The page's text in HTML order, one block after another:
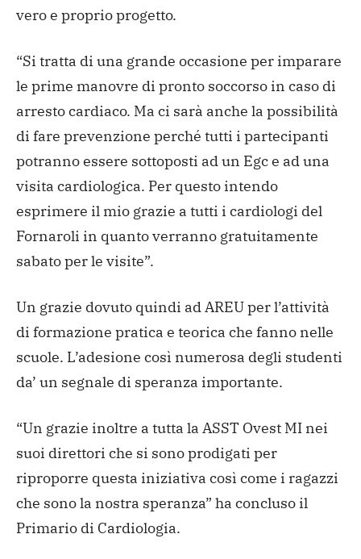
vero e proprio progetto.
“Si tratta di una grande occasione per imparare
le prime manovre di pronto soccorso in caso di
arresto cardiaco. Ma ci sarà anche la possibilità
di fare prevenzione perché tutti i partecipanti
potranno essere sottoposti ad un Egc e ad una
visita cardiologica. Per questo intendo
esprimere il mio grazie a tutti i cardiologi del
Fornaroli in quanto verranno gratuitamente
sabato per le visite”.
Un grazie dovuto quindi ad AREU per l’attività
di formazione pratica e teorica che fanno nelle
scuole. L’adesione così numerosa degli studenti
da’ un segnale di speranza importante.
“Un grazie inoltre a tutta la ASST Ovest MI nei
suoi direttori che si sono prodigati per
riproporre questa iniziativa così come i ragazzi
che sono la nostra speranza” ha concluso il
Primario di Cardiologia.